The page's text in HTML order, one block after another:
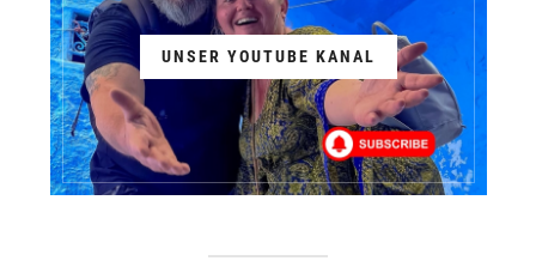
UNSER YOUTUBE KANAL